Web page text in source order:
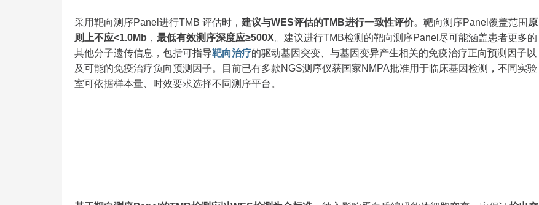
采用靶向测序Panel进行TMB 评估时， 建议与WES评估的TMB进行一致性评价。靶向测序Panel覆盖范围 原
则上不应<1.0Mb ， 最低有效测序深度应≥500X。建议进行TMB检测的靶向测序Panel尽可能涵盖患者更多的
其他分子遗传信息，包括可指导靶向治疗的驱动基因突变、与基因变异产生相关的免疫治疗正向预测因子以
及可能的免疫治疗负向预测因子。目前已有多款NGS测序仪获国家NMPA批准用于临床基因检测，不同实验
室可依据样本量、时效要求选择不同测序平台。